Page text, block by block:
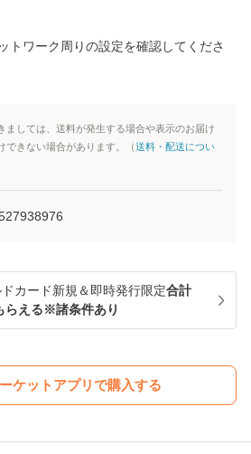
トワーク周りの設定を確認してくださ
しては、送料が発生する場合や表示のお届け
できない場合があります。（送料・配送につい
カード新規＆即時発行限定合計
らえる※諸条件あり
ケットアプリで購入する